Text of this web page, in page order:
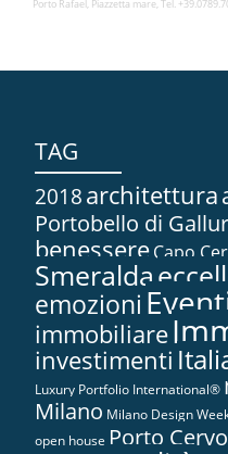
Porto Rafael, Piazzetta mare, Tel.
TAG
2018architettura
Portobello di
benessereCapo
Smeralda
emozioni
immobiliare
investimenti
Luxury Portfolio International®
Milano Milano Design
open house Porto Cervo